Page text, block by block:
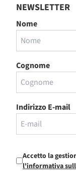
NEWSLETTER
Nome
Cognome
Indirizzo E-mail
Accetto la
l'informativa